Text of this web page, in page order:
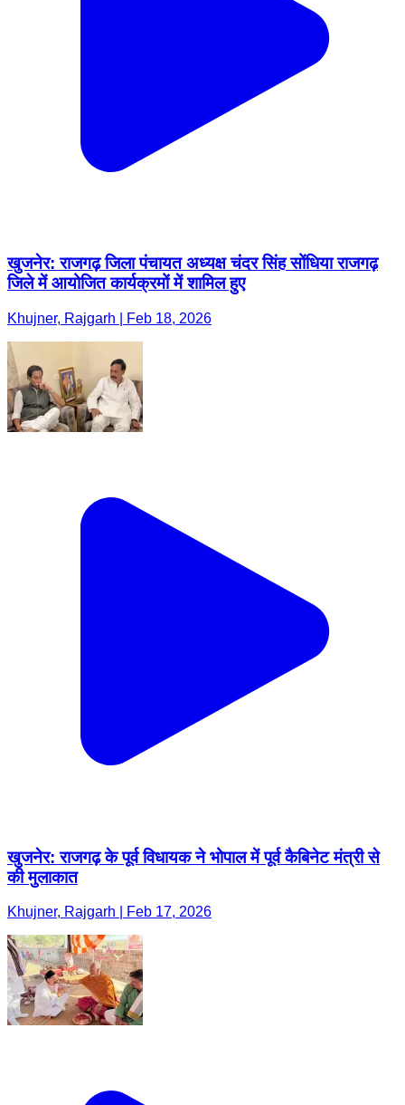
खुजनेर: राजगढ़ जिला पंचायत अध्यक्ष चंदर सिंह सोंधिया राजगढ़
जिले में आयोजित कार्यक्रमों में शामिल हुए
Khujner, Rajgarh | Feb 18, 2026
खुजनेर: राजगढ़ के पूर्व विधायक ने भोपाल में पूर्व कैबिनेट मंत्री से
की मुलाकात
Khujner, Rajgarh | Feb 17, 2026